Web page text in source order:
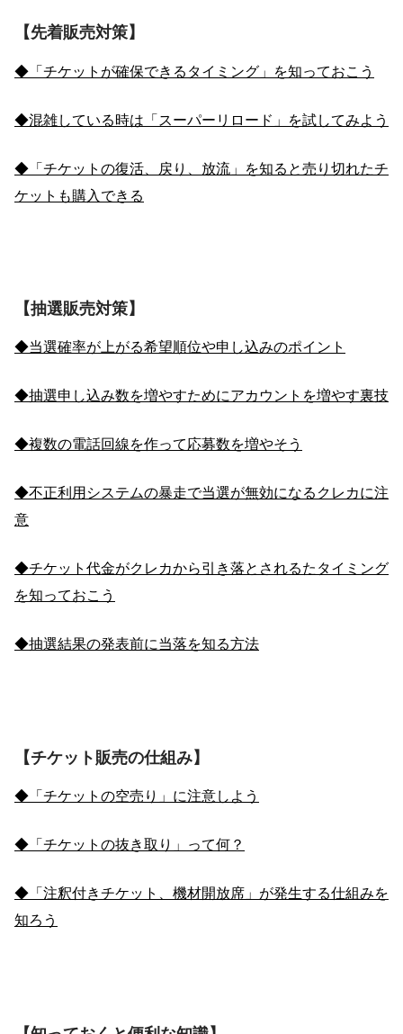
【先着販売対策】
◆「チケットが確保できるタイミング」を知っておこう
◆混雑している時は「スーパーリロード」を試してみよう
◆「チケットの復活、戻り、放流」を知ると売り切れたチ
ケットも購入できる
【抽選販売対策】
◆当選確率が上がる希望順位や申し込みのポイント
◆抽選申し込み数を増やすためにアカウントを増やす裏技
◆複数の電話回線を作って応募数を増やそう
◆不正利用システムの暴走で当選が無効になるクレカに注
意
◆チケット代金がクレカから引き落とされるたタイミング
を知っておこう
◆抽選結果の発表前に当落を知る方法
【チケット販売の仕組み】
◆「チケットの空売り」に注意しよう
◆「チケットの抜き取り」って何？
◆「注釈付きチケット、機材開放席」が発生する仕組みを
知ろう